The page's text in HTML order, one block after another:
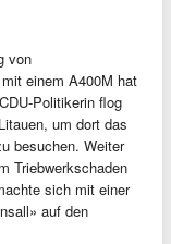
von
einem A400M hat
Politikerin flog
um dort das
besuchen. Weiter
Triebwerkschaden
sich mit einer
auf den